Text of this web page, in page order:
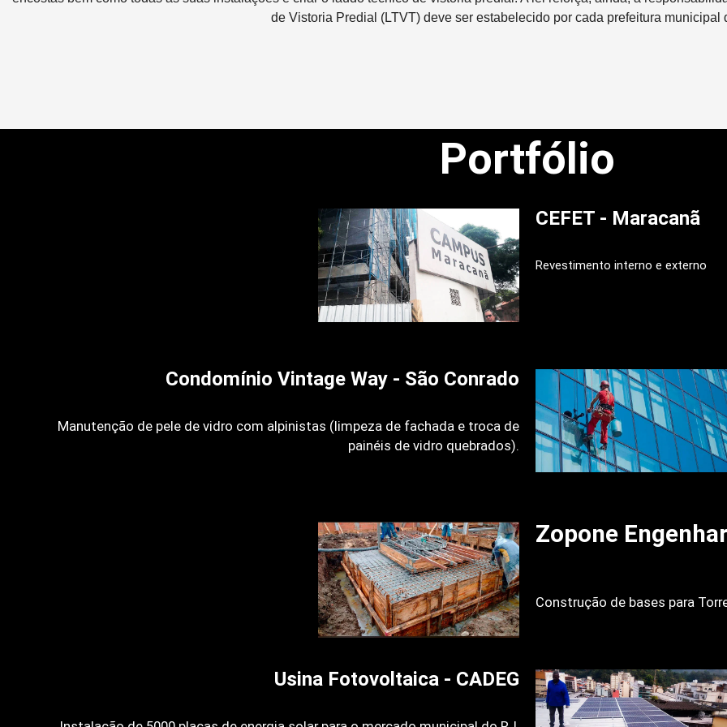
de Vistoria Predial (LTVT) deve ser estabelecido por cada prefeitura municipal
Portfólio
CEFET - Maracanã
Revestimento interno e externo
Condomínio Vintage Way - São Conrado
Manutenção de pele de vidro com alpinistas (limpeza de fachada e troca de
painéis de vidro quebrados).
Zopone
Construção de bases para
Usina Fotovoltaica - CADEG